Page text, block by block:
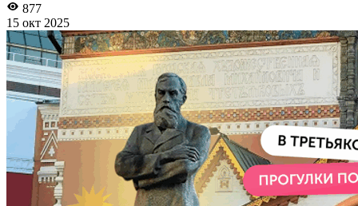
877
15 окт 2025